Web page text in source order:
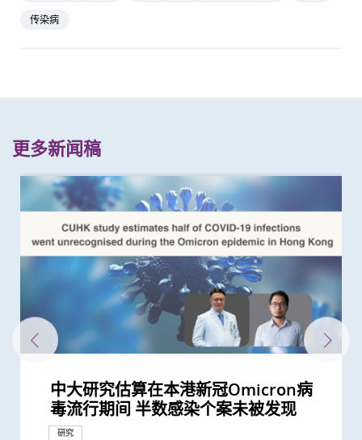
传染病
更多新闻稿
中大研究估算在本港新冠Omicron病
毒流行期间 半数感染个案未被发现
研究
中大研究建议本港安老院舍应维持现有
防疫措施
研究
新冠疫苗复必泰及科兴引发之「T细胞
反应」可有效预防不同新冠病毒变异株
引起的严重疾病
港大及中大医学院联合研究发现已接种
疫苗人士 在感染新型冠状病毒变异株
Omicron后能对不同的新冠病毒变异...
中大研究显示社区接触环境对新冠肺炎
传播起关键作用 娱乐场所是传播次数
最多的主要接触环境
中大研究发现成年人及长者感染呼吸道
合胞病毒和流感病毒可致命
研究
中大举办「健康校园论坛」推广跨界别
身心健康计划 及早加强学童抗逆力
健康推广计划
中大医学院研究显示口服抗病毒药物
「帕克斯洛维德」可将免疫力弱患者的
新冠后死亡风险降低42% 并揭示其与...
中大与东南亚及英国学府共同研究 为
大型语言模型在公共衞生研究中的角色
带来崭新见解
中大研究显示口服抗病毒药物「帕克斯
洛维德」可降低新冠住院患者急症期后
死亡和出现后遗症的风险
中大分析文字报告发现新冠症状会随病
毒变异及疫苗接种情况改变 并证实人
工智能大型语言模型有助传染病研究
中大推出「赛马会 We WATCH 优活健
康计划」全港首次采用「生活方式医
学」 助中年人预防慢性疾病
中大何善衡传染病研究中心成立
捐款
中大研究显示新冠风土化期间市民愿意
继续戴口罩及用酒精消毒液洁手 但接
种新冠疫苗加强剂意愿偏低
港大及中大医学院联合研究证实 吸烟
及肥胖令患上重症新冠肺炎的风险增加
65%至81%
中大医学院开展「赛马会痛『正』能量
计划」 引入创新痛症管理方法 连系社
区支援服务
中大港大研究发现新冠口服药可降低住
院患者死亡风险近八成 并可显著减低
门诊患者入院率近九成
中大成功开发实时生物信息平台评估新
冠疫苗效用 针对变异病毒 准确度达
95%
港大及中大医学院联合研究发现 吸烟
增加患上新冠肺炎的风险
研究
港大及中大医学院联合研究发现 第三
剂复必泰疫苗能提供足够抗体 抵抗新
型冠状病毒变异株Omicron
中大医学院调查发现 仅4分之1未接种
新冠疫苗人士有意於未来半年接种 必
须尽快增加接种诱因
中大医学院推算全港约有二万名未被发
现新冠感染者 研究证实本港所有疫苗
接种者均产生中和抗体 呼吁透过接种...
中大与港大医学院带领国际科研团队发
现丙肝药物可治新冠肺炎
研究
中大医学院与海外外科专家联合建议
新冠患者将手术延后七星期以减低死亡
风险
中大医学院调查发现政府在推动新冠疫
苗接种上扮演最重要角色
研究
中大医学院研究显示吸烟为全球膀胱癌
主因 联同多国专家制订「经尿道膀胱
肿瘤整块切除术」的临床指引
香港中文大学健康公平研究所成立 发
布本港住屋负担能力对身心健康的影响
研究结果
中大招募三千港人 侦查隐性新冠感染
拆解防疫关键
研究
中大发现新型冠状病毒于呼吸道清除后
仍存留于粪便 计划为检疫中心隔离人
士化验粪便 及早揪出「隐形个案」减...
香港中文大学赛马会长者痛症缓解计划
初步数据显示九成受访长者有两个或以
上疼痛部位
「香港中文大学敬霆静观研究与培训中
心」成立
研究
中大研究显示「行为激活及静观结合疗
法」有助降低重性抑郁症风险
研究
中大进行亚洲首项家居清洁剂对儿童健
康影响的全面流行病学研究 发现经常
使用家居清洁剂可增加引发儿童鼻炎...
中大研究发现本地每5名口咽癌患者1人
感染HPV病毒 推公众筛查以了解口腔感
染HPV情况
中大就七种常见呼吸道病毒进行全港首
个流行病学分析 发现「呼吸道合胞病
毒」及「甲型流感」为两大致命病毒
中大公布亚洲首项针对肥胖「睡眠窒息
症」患者生活模式研究 证实个人化辅
导疗程有效减轻病情
中大医学院许树昌教授于《刺针》发表
评论新沙士文章 强调医院感染控制措
施对控制疫情极为重要
中大倡议新药物治疗标准逆转脑血管硬
化
研究
香港中文大学全球卫生中心杰出讲座系
列： Public Health England理念及应
对公共卫生危机经验分享
香港中文大学全球卫生中心杰出讲座系
列： 南非国家卫生部部长分享伊波拉
疫情对南非及非洲大陆的影响
中文大学举办「沙士十年 — 医护专业
人员研讨会」 回顾与前瞻 提升防治
传染病工作
中大汇聚逾200位区域专家 探讨私人医
疗保险如何推动全民健康覆盖
研讨会
中大医学院全球研究揭示头颈癌发病风
险存在地域差异 本港整体发病率高於
全球平均水平 全球女性发病风险趋升
中大与香港消防处签署备忘录 合办必
修学科 为公共衞生和体育运动人才赋
能
中大医科2026/27学年推新课程模式CU
Medicine Plus 三层架构课程 装备新
一代医者多元能力 迎接医疗新世代
赛马会 We WATCH 优活健康计划 优活
健康国际会议 引领生活方式医学 社区
推动健康老龄化
「赛马会共建健康家庭计划」开展第二
阶段 加强支援本港多元族裔社群精神
健康
中大举办香港首个亚太区静观国际会议
全球逾300位专家共同探讨静观及心理
健康介入的创新发展
中大发现调整生活方式的介入治疗方案
可减轻近七成爱滋病病毒感染者的代谢
性脂肪肝病情
中大研究揭示未来十年香港每千人将有
一人患上炎症性肠病 医疗负担飙升至
每年逾四亿港元 情况急需正视
逾140位来自八个国家及地区代表云集
中大 探讨私人医疗保险在亚太地区医
疗系统的策略角色
中大完成全球首个分析温度对人体近
3,000种血浆蛋白影响的研究 发现超过
八成与「血压上升」或「缺血性心脏...
中大医学院研究发现 城市发展及生活
方式或会增加气管癌发病风险 宜加强
健康教育
中大医学院开创儿童宏基因组组装基因
组数据库（MAGIC） 促进生命早期微
生物群研究
中大与欧美合作伙伴共同领导国际研究
为自闭症患者男女失衡比例带来崭新见
解
中大成功研发精准计算模型 准确预测
病毒基因进化 助提升流感疫苗功效
研究
中大举办「健康校园论坛」推广学童精
神健康 鼓励参照世卫「健康促进学校
框架」 支援构建健康校园
中大医学院发现良性前列腺增生患者感
染新冠病毒后 泌尿系统出现并发症风
险可高达五倍
中大医学院研发的SIM01微生态配方有
效纾缓新冠后遗症 研究结果刚发表於
国际权威医学期刊 《刺针传染病学》
200多位亚太区公共衞生界代表云集中
大 探讨疫后医疗系统和社区抗疫力
研讨会
中大研究显示香港人虽长寿但老年残疾
问题严重 地区间存在显著社会经济不
平等状况
中大医学院发现可预测新冠疫苗长期药
效的肠道微生物和代谢物标记
研究
医务衞生局到访中大医学院 参观先进
医学教研设施 与教职员及学生会面交
流
中大研究发现香港儿童近视率创新高
新冠疫情后六岁儿童患近视人数倍增
低浓度阿托品眼药水结合红光疗法研...
中大威院研究证实新冠抗病毒药适用於
严重肾病患者
研究
研究揭示在怀孕期间感染2019冠状病毒
病 如何对胎盘造成不良影响
研究
中大证实「医健通」健康管理功能有助
糖尿病自我管理
研究
中大研究证实新冠口服药有效降低院舍
长者五成入院风险及防止病情恶化
研究
中大医学院大型临床研究证实口服微胶
囊活菌配方SIM01有效纾缓新冠后遗症
研究
中大医学院进行亚洲最大型长新冠研究
推算生殖系统徵状如性功能障碍困扰逾
40万港人
中大发现间皮瘤的女性发病率上升 高
收入国家的发病率较高
研究
中大发现原发性脑癌的年轻男性发病率
上升 以高收入国家的升幅较为显著
研究
中大医学院开展「赛马会共建健康家庭
计划」 助少数族裔提升健康管理能力
捐款
大型临床研究证中大肠道微生态配方
(SIM01) 能减新冠及其他细菌和病毒感
染风险
中大医学院获医管局支持开展香港首个
大型长新冠研究 协助政府策划更全面
的长新冠医疗服务
本港儿童疫情期间生活习惯全线失守
疫下儿童超重和肥胖比率增近两倍 疫
后抗拒「重回正轨」
中大研究发现接种疫苗加强剂有效提高
母乳中新冠病毒抗体 保护年幼婴儿
研究
中大发现霍奇金淋巴癌发病率以亚洲升
幅最为显著 本港男士发病率上升幅度
全球之冠
中大研究显示第三剂疫苗是高危群组抵
抗新冠病毒感染的关键
研究
中大医科生研究发现STK3激酶促进胃
癌发展 可作为独立预后指标
教育
中大临床研究中心与中大医院合作 进
行香港首个专为新冠肺炎研发的口服药
物临床研究
中大医学院全球首证有「长新冠型肠道
微生态」利用肠道微生态可准确预测、
诊断及治疗「长新冠」
中大医学院研究显示新冠康复者有较高
风险出现干眼症
研究
中大医学院联同九龙城民政事务处举办
社区学童疫苗接种计划 目标为2,000名
市民接种新冠疫苗
中大港大干细胞研究揭示新冠病毒诱发
血管炎症新机制
研究
中大研究发现肠道微生态失衡与「长新
冠」息息相关
研究
中大医学院发现东亚地区肺癌发病率及
死亡率冠绝全球
研究
一月七日起重启部分严谨社交距离措施
后的香港疫情估算
研究
港大及中大医学院联合研究发现 新型
冠状病毒变异株 Omicron 可大幅减低
复必泰疫苗的病毒中和能力
中大港大联合研究发现「青春双歧杆
菌」可加强新冠疫苗成效
研究
中大研究揭示新冠肺炎患者急性肾损伤
的新机制和治疗方法
研究
中大研究显示订立标准的实验设置有助
确保新冠病毒核酸检测表现
研究
中大发现新冠疫情期间本港学童近视发
病率为疫情前2.5倍 研究指减少户外活
动时间及增加使用电子产品为主因
中大研发电脑演算平台 创新通过基因
数据实时评估疫苗功效
研究
中大研究显示新冠病毒抗体可经母体传
至胎儿
研究
中大医学院研究指幼儿成为新冠病毒
「隐形传播者」的风险不容忽视 病毒
载量及带活性病毒的比例偏高 持续带...
中大医学院研究指出优化肠道微生态有
望提升新冠疫苗安全及成效
研究
中大研究显示空气污染地区居住者 可
安全地透过定期运动预防罹患糖尿病
研究
中大发现新冠患者的肠道内缺乏可调节
免疫力的益菌 八成新冠患者出现「长
新冠」症状 肠道微生态失衡成关键
中大成功研发「全自动视网膜图像分
析」技术计算自闭症风险 可用於自闭
症筛查 及早为患者提供治疗
中大证实以鼻纸条采集鼻液样本检测新
冠肺炎安全、简易及准确度高 适用於
不同年龄层 提倡广泛使用以达更佳疫...
四成港人肠道微生态失衡情况与新冠患
者类似 中大研发「微生态免疫力配
方」证有效促进新冠患者康复 有望提...
中大医学院联同全球糖尿病知名专家合
作四年 为《刺针》制定糖尿病多元综
合策略
中大医学院发现胰脏癌有全球上升及年
轻化趋势 女性上升幅度较高
研究
中大赛马会齐心防癌计划公布首3,500
名市民筛查结果 显示「一站式多样癌
症筛查」有效
中大成功完成全球首宗利用内镜手术机
械人进行内镜黏膜下剥离术治大肠癌
外科创新技术
中大证新冠婴孩患者粪便带病毒 可成
隐形传播者 成立新冠病毒检测中心 致
力为婴幼儿作粪便检测
本港新冠肺炎死亡个案绝大部分为60岁
或以上 中大率领国际专家共同制定策
略 照顾长者及认知障碍症患者
中大研究显示新冠肺炎患者常见有肝脏
受损问题 建议监测患者肝功能 及早发
现病情恶化
中大全基因组测序技术为惯性流产夫妇
作更精准的遗传病因检测及诊断
研究
中大发现糖尿病或为感染新冠肺炎高危
因素 研究有助了解病毒致病潜在机制
研究
中大医学院领导的调查显示 全球泌尿
科服务因新冠病毒大流行而被严重推迟
研究
中大全球首证新冠患者肠道微生态现失
衡状况 成功研发益生菌配方平衡肠道
微生态 有望增强免疫力
中大医学院为机场抵港人士提供免费粪
便检测服务 首阶段以儿童及婴孩为目
标 助揪出感染新型冠状病毒「隐形个...
婴儿肠道菌群影响一生 中大团队研
「三岁定八十」之谜
研究
中大研究发现田园生活有助预防儿童罹
患哮喘
研究
患有多囊卵巢综合症华人女性的糖尿病
风险是非患病人士的4倍
研究
多元化预防衰老活动有助减低衰老状况
逾8成「前期衰老」长者逆转为「非衰
老」
中大改良英国胎儿医学基金会之「三重
检测方法」 证可提升亚洲孕妇「早产
妊娠毒血症检出率」一倍
中大率先引入全基因组测序技术作胎儿
产前诊断
研究
中大发现严重睡眠窒息症未经治疗患者
手术后较易出现心血管问题 吁手术前
进行睡眠窒息症评估以减风险
响应世界高血压日 中大推动「全民关
注血压月」 呼吁大众关注血压
健康推广计划
香港中文大学 – 埃克塞特大学环境持续
与应变联合研究中心 进行亚洲首个
「蓝色空间对身心健康」研究 发现「...
中大研究揭示子宫颈癌疫苗接种计划的
成功关键
研究
中大医学院杨永强教授在莫庆尧访问学
人讲座谈「善终治疗」
研讨会
中大研究证实家居诊治睡眠窒息症成效
满意 可处理半数公立医院成人个案 大
幅缩减八成轮候时间
中大率国际研究 订治疗肺癌基因变异
新典范
研究
中大公布「动脉粥样硬化」形成新发现
揭示心血管疾病治疗新方向
研究
中大推全球首项运用「单细胞基因技
术」检测卵子质素研究 破解卵子老化
及女性不育之谜
中大公布全球首项「针对亚士匹灵引致
肠道出血」的新发现 停服亚士匹灵可
增加患严重心血管疾病及死亡风险逾...
中大研究发现每5名糖尿病患者中 1人
因脂肪肝引致严重肝纤维化或肝硬化
研究
中大成立周佩芳认知障碍预防研究中心
设立一站式简易网站提供认知障碍症资
讯
中大全球首项研究确认新大肠癌高风险
群组
研究
中大成立全球首个华人「早发性认知障
碍症」研究登记册
研究
中大港大率先应用3D打印技术于复杂
心脏手术
研究
中大与全球30多国专家合作研究 发现
小中风新药物疗法
研究
中大与多国中风专家领导一项全球研究
发现及早评估与治疗「小中风」可降低
七成中风风险
中大联同国际专家发现引致脑退化基
因 为治疗及预防「阿兹海默氏症」带
来新方向
中大推全港首个「多发性硬化症」中西
医结合治疗先导计划 助患者控制病情
并纾缓疲劳及认知症状
中大研究「肠道微生物移植」治疗难辨
梭菌感染 治愈率为传统抗生素治疗的3
倍
中大成功研发新物料有助骨质疏松性骨
折固定和愈合 可缩短三成愈合时间 提
升三成骨骼强度
中大推算本地吸烟人士一生至少花逾百
万购烟草产品 吁戒烟为健康财富双增
值
中大最新研究揭示本港每年逾十万非酒
精性脂肪肝新症
研究
中大发现本港孕妇乙肝带菌率维持偏高
与25年前未引入初生婴儿全面疫苗计划
时相若
中大医科生研究发现本港高血压人士药
物依从性未如理想 仅五成患者血压受
控
中大研究指朋侪关顾 可减少受情绪困
扰之糖尿患者住院百分比
研究
中大与养和医院携手研究 发现抑郁症
患者出现睡眠行为障碍或是脑退化先兆
研究
社区衰老状况筛查 发现65岁或以上的
社区人口中 过半已踏入前期衰老
研究
中大成立一期临床研究中心 加强本地
新药开发
研究
中大公布香港市民运动模式与情绪病风
险研究 揭示身心运动有助减低情绪病
风险
香港中文大学成立消化疾病研究国家重
点实验室 提升消化道疾病诊治水平
造福人类健康
中大公布香港慢性肾病透析患者就业研
究并提倡中末期患者接受透析前的早期
教育计划
中大公布小中风的最新药物治疗方法
研究
香港和澳门的炎症性肠病新增个案高踞
亚太区首三位 中大成立资料库助市民
增加认知
中大评估及治疗逾300名因吸食氯胺酮
而患有排尿功能障碍青年 最新研究证
实综合消炎治疗能显著改善病情
香港中文大学研究发现，身体和认知活
动可以维护与改进轻度认知损害患者的
大脑功能
中大推全港大型「鼻咽癌血液测试研究
计划」 现招募二万名市民参与 冀有效
侦测早期患者
中大研究揭示轻度听障对儿童学习及言
语的影响 现招募听障学童参与研究计
划以探讨复康介入成效
中大发现四成冠心病高危人士患有大肠
癌前期肿瘤
研究
中大成功研发全自动化视网膜图像分析
系统 有助糖尿病患者预防中风
研究
中大「环保新思维」系列 中大建议香
港新空气质素指标不应忽视粗颗粒污染
物
中大促请单车使用者佩戴头盔及其他防
护措施 以减轻意外引致的脑创伤
研究
(只提供英文版本) Opening
Ceremony of International
Conference on Global Health and...
(只提供英文版本) The Official
Launch of E-community
Surveillance System for Influenz...
CCOU灾害与人道救援研究所成立典礼
今日顺利举行
教育
中大「环保新思维」系列 研究发现本
港车辆排放二氧化氮比例有增加趋势
或与政府推行柴油改善计划有关
中大公布本港严重人类猪型流感的最新
情况
研究